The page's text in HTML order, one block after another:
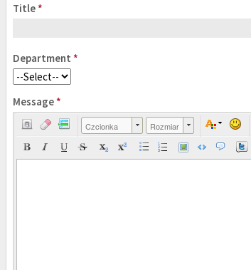
Title *
Department *
Message *
Czcionka Rozmiar